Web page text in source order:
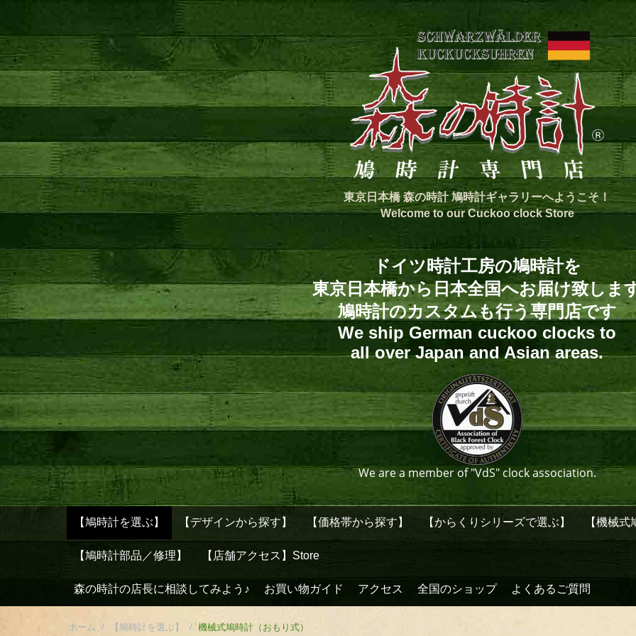
東京日本橋 森の時計 鳩時計ギャラリーへようこそ！
Welcome to our Cuckoo clock Store
ドイツ時計工房の鳩時計を
東京日本橋から日本全国へお届け致しま
鳩時計のカスタムも行う専門店です
We ship German cuckoo clocks to
all over Japan and Asian areas.
We are a member of "VdS" clock association.
【鳩時計を選ぶ】 【デザインから探す】 【価格帯から探す】 【からくりシリーズで選ぶ】 【機械
【鳩時計部品／修理】 【店舗アクセス】Store
森の時計の店長に相談してみよう♪ お買い物ガイド アクセス 全国のショップ よくあるご質問
ホーム / 【鳩時計を選ぶ】 / 機械式鳩時計（おもり式）